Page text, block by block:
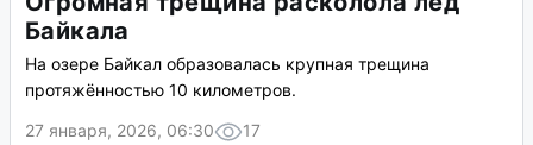
Байкала
На озере Байкал образовалась крупная трещина
протяжённостью 10 километров.
27 января, 2026, 06:30
17